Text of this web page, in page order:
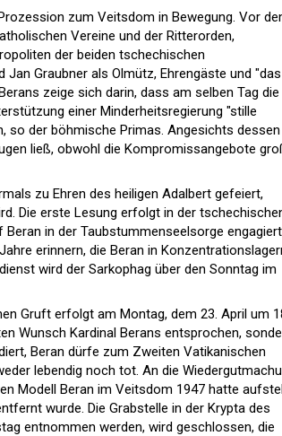
zum Veitsdom in Bewegung. Vor
Vereine und der Ritterorden,
der beiden tschechischen
Jan Graubner als Olmütz, Ehrengäste und "das
zeige sich darin, dass am selben Tag die
einer Minderheitsregierung "stille
so der böhmische Primas. Angesichts
ließ, obwohl die Kompromissangebote
zu Ehren des heiligen Adalbert gefeiert,
Die erste Lesung erfolgt in der
in der Taubstummenseelsorge engagiert
erinnern, die Beran in
wird der Sarkophag über den Sonntag im
Gruft erfolgt am Montag, dem 23. April um
Wunsch Kardinal Berans entsprochen,
Beran dürfe zum Zweiten Vatikanischen
lebendig noch tot. An die
Modell Beran im Veitsdom 1947 hatte
wurde. Die Grabstelle in der Krypta des
entnommen werden, wird geschlossen, die